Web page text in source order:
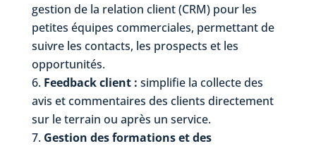
gestion de la relation client (CRM) pour les
petites équipes commerciales, permettant de
suivre les contacts, les prospects et les
opportunités.
Feedback client : simplifie la collecte des
avis et commentaires des clients directement
sur le terrain ou après un service.
Gestion des formations et des